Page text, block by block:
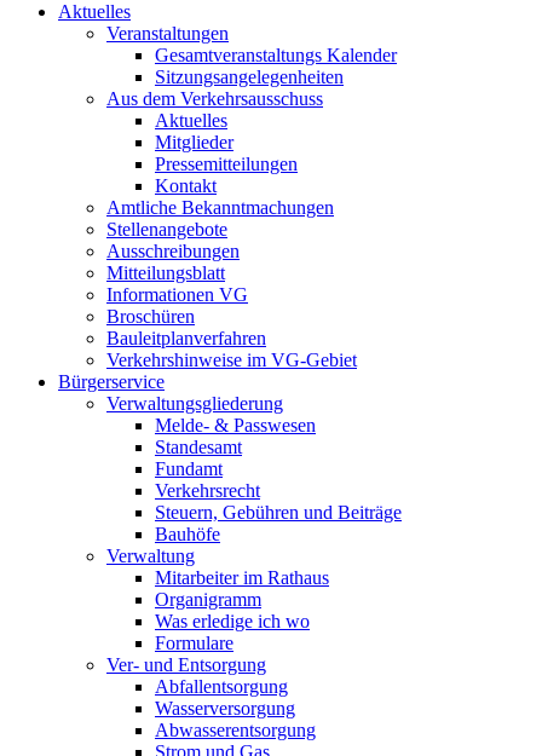
Aktuelles
Veranstaltungen
Gesamtveranstaltungs Kalender
Sitzungsangelegenheiten
Aus dem Verkehrsausschuss
Aktuelles
Mitglieder
Pressemitteilungen
Kontakt
Amtliche Bekanntmachungen
Stellenangebote
Ausschreibungen
Mitteilungsblatt
Informationen VG
Broschüren
Bauleitplanverfahren
Verkehrshinweise im VG-Gebiet
Bürgerservice
Verwaltungsgliederung
Melde- & Passwesen
Standesamt
Fundamt
Verkehrsrecht
Steuern, Gebühren und Beiträge
Bauhöfe
Verwaltung
Mitarbeiter im Rathaus
Organigramm
Was erledige ich wo
Formulare
Ver- und Entsorgung
Abfallentsorgung
Wasserversorgung
Abwasserentsorgung
Strom und Gas